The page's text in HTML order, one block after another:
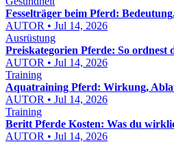
Fesselträger beim Pferd:
AUTOR • Jul 14, 2026
Ausrüstung
Preiskategorien Pferde: So ordnest
AUTOR • Jul 14, 2026
Training
Aquatraining Pferd: Wirkung,
AUTOR • Jul 14, 2026
Training
Beritt Pferde Kosten: Was du
AUTOR • Jul 14, 2026